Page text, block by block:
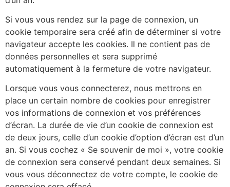
Si vous vous rendez sur la page de connexion, un
cookie temporaire sera créé afin de déterminer si votre
navigateur accepte les cookies. Il ne contient pas de
données personnelles et sera supprimé
automatiquement à la fermeture de votre navigateur.
Lorsque vous vous connecterez, nous mettrons en
place un certain nombre de cookies pour enregistrer
vos informations de connexion et vos préférences
d’écran. La durée de vie d’un cookie de connexion est
de deux jours, celle d’un cookie d’option d’écran est d’un
an. Si vous cochez « Se souvenir de moi », votre cookie
de connexion sera conservé pendant deux semaines. Si
vous vous déconnectez de votre compte, le cookie de